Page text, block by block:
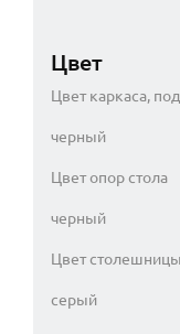
Цвет
Цвет каркаса,
черный
Цвет опор стола
черный
Цвет столешницы
серый